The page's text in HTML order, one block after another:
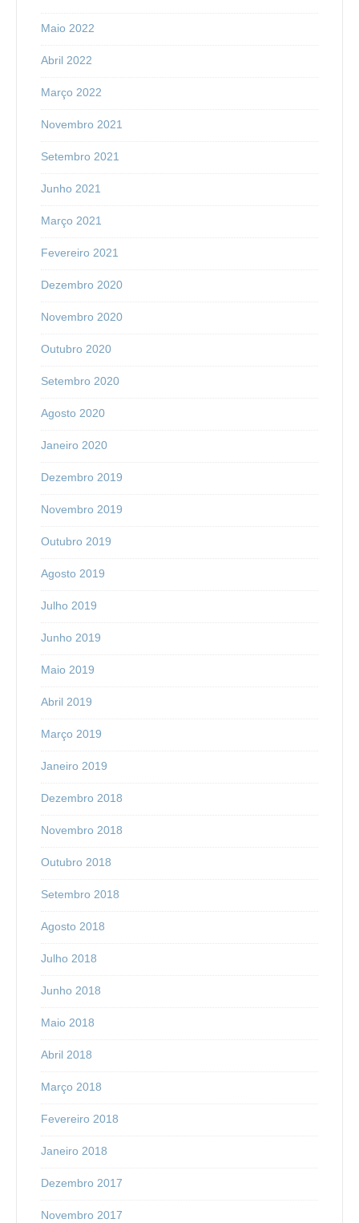
Maio 2022
Abril 2022
Março 2022
Novembro 2021
Setembro 2021
Junho 2021
Março 2021
Fevereiro 2021
Dezembro 2020
Novembro 2020
Outubro 2020
Setembro 2020
Agosto 2020
Janeiro 2020
Dezembro 2019
Novembro 2019
Outubro 2019
Agosto 2019
Julho 2019
Junho 2019
Maio 2019
Abril 2019
Março 2019
Janeiro 2019
Dezembro 2018
Novembro 2018
Outubro 2018
Setembro 2018
Agosto 2018
Julho 2018
Junho 2018
Maio 2018
Abril 2018
Março 2018
Fevereiro 2018
Janeiro 2018
Dezembro 2017
Novembro 2017